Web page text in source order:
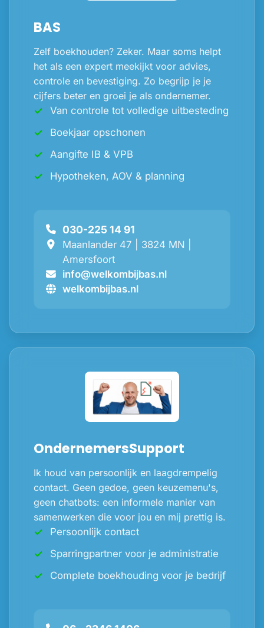
BAS
Zelf boekhouden? Zeker. Maar soms helpt
het als een expert meekijkt voor advies,
controle en bevestiging. Zo begrijp je je
cijfers beter en groei je als ondernemer.
Van controle tot volledige uitbesteding
Boekjaar opschonen
Aangifte IB & VPB
Hypotheken, AOV & planning
030-225 14 91
Maanlander 47 | 3824 MN |
Amersfoort
info@welkombijbas.nl
welkombijbas.nl
OndernemersSupport
Ik houd van persoonlijk en laagdrempelig
contact. Geen gedoe, geen keuzemenu's,
geen chatbots: een informele manier van
samenwerken die voor jou en mij prettig is.
Persoonlijk contact
Sparringpartner voor je administratie
Complete boekhouding voor je bedrijf